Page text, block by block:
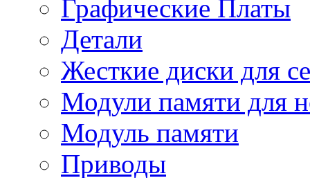
Графические Платы
Детали
Жесткие диски для
Модули памяти для
Модуль памяти
Приводы